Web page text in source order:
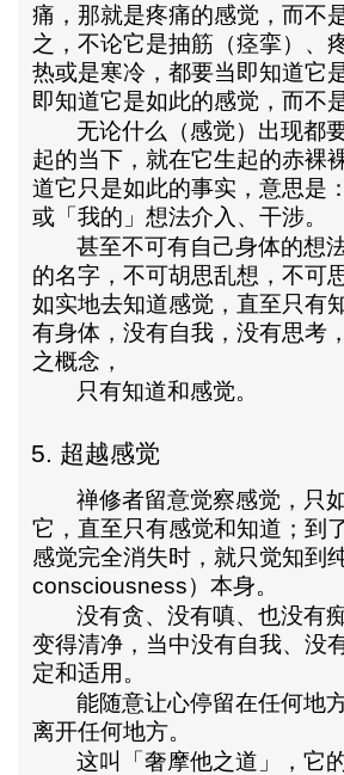
痛，那就是疼痛的感觉，而不
之，不论它是抽筋（痉挛）、
热或是寒冷，都要当即知道它
即知道它是如此的感觉，而不
无论什么（感觉）出现都
起的当下，就在它生起的赤裸
道它只是如此的事实，意思是
或「我的」想法介入、干涉。
甚至不可有自己身体的想
的名字，不可胡思乱想，不可
如实地去知道感觉，直至只有
有身体，没有自我，没有思考
之概念，
只有知道和感觉。
5. 超越感觉
禅修者留意觉察感觉，只
它，直至只有感觉和知道 ；到
感觉完全消失时，就只觉知到
consciousness）本身。
没有贪、没有嗔、也没有
变得清净，当中没有自我、没
定和适用。
能随意让心停留在任何地
离开任何地方。
这叫「奢摩他之道」，它